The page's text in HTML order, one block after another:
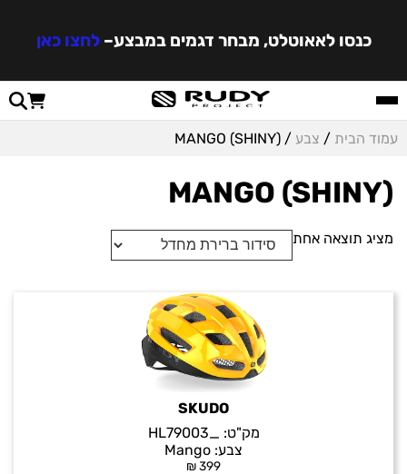
כנסו לאאוטלט, מבחר דגמים במבצע–לחצו כאן
עמוד הבית / צבע / MANGO (SHINY)
MANGO (SHINY)
מציג תוצאה אחת
SKUDO
מק"ט:
צבע: Mango
₪399